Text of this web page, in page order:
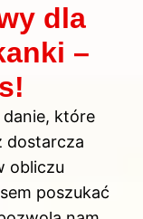
dla
–
które
dostarcza
obliczu
poszukać